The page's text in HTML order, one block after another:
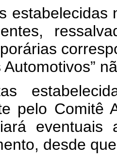
estabelecidas
Automotivos”
pelo Comitê
eventuais
desde